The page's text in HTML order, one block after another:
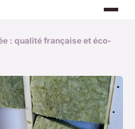
: qualité française et éco-